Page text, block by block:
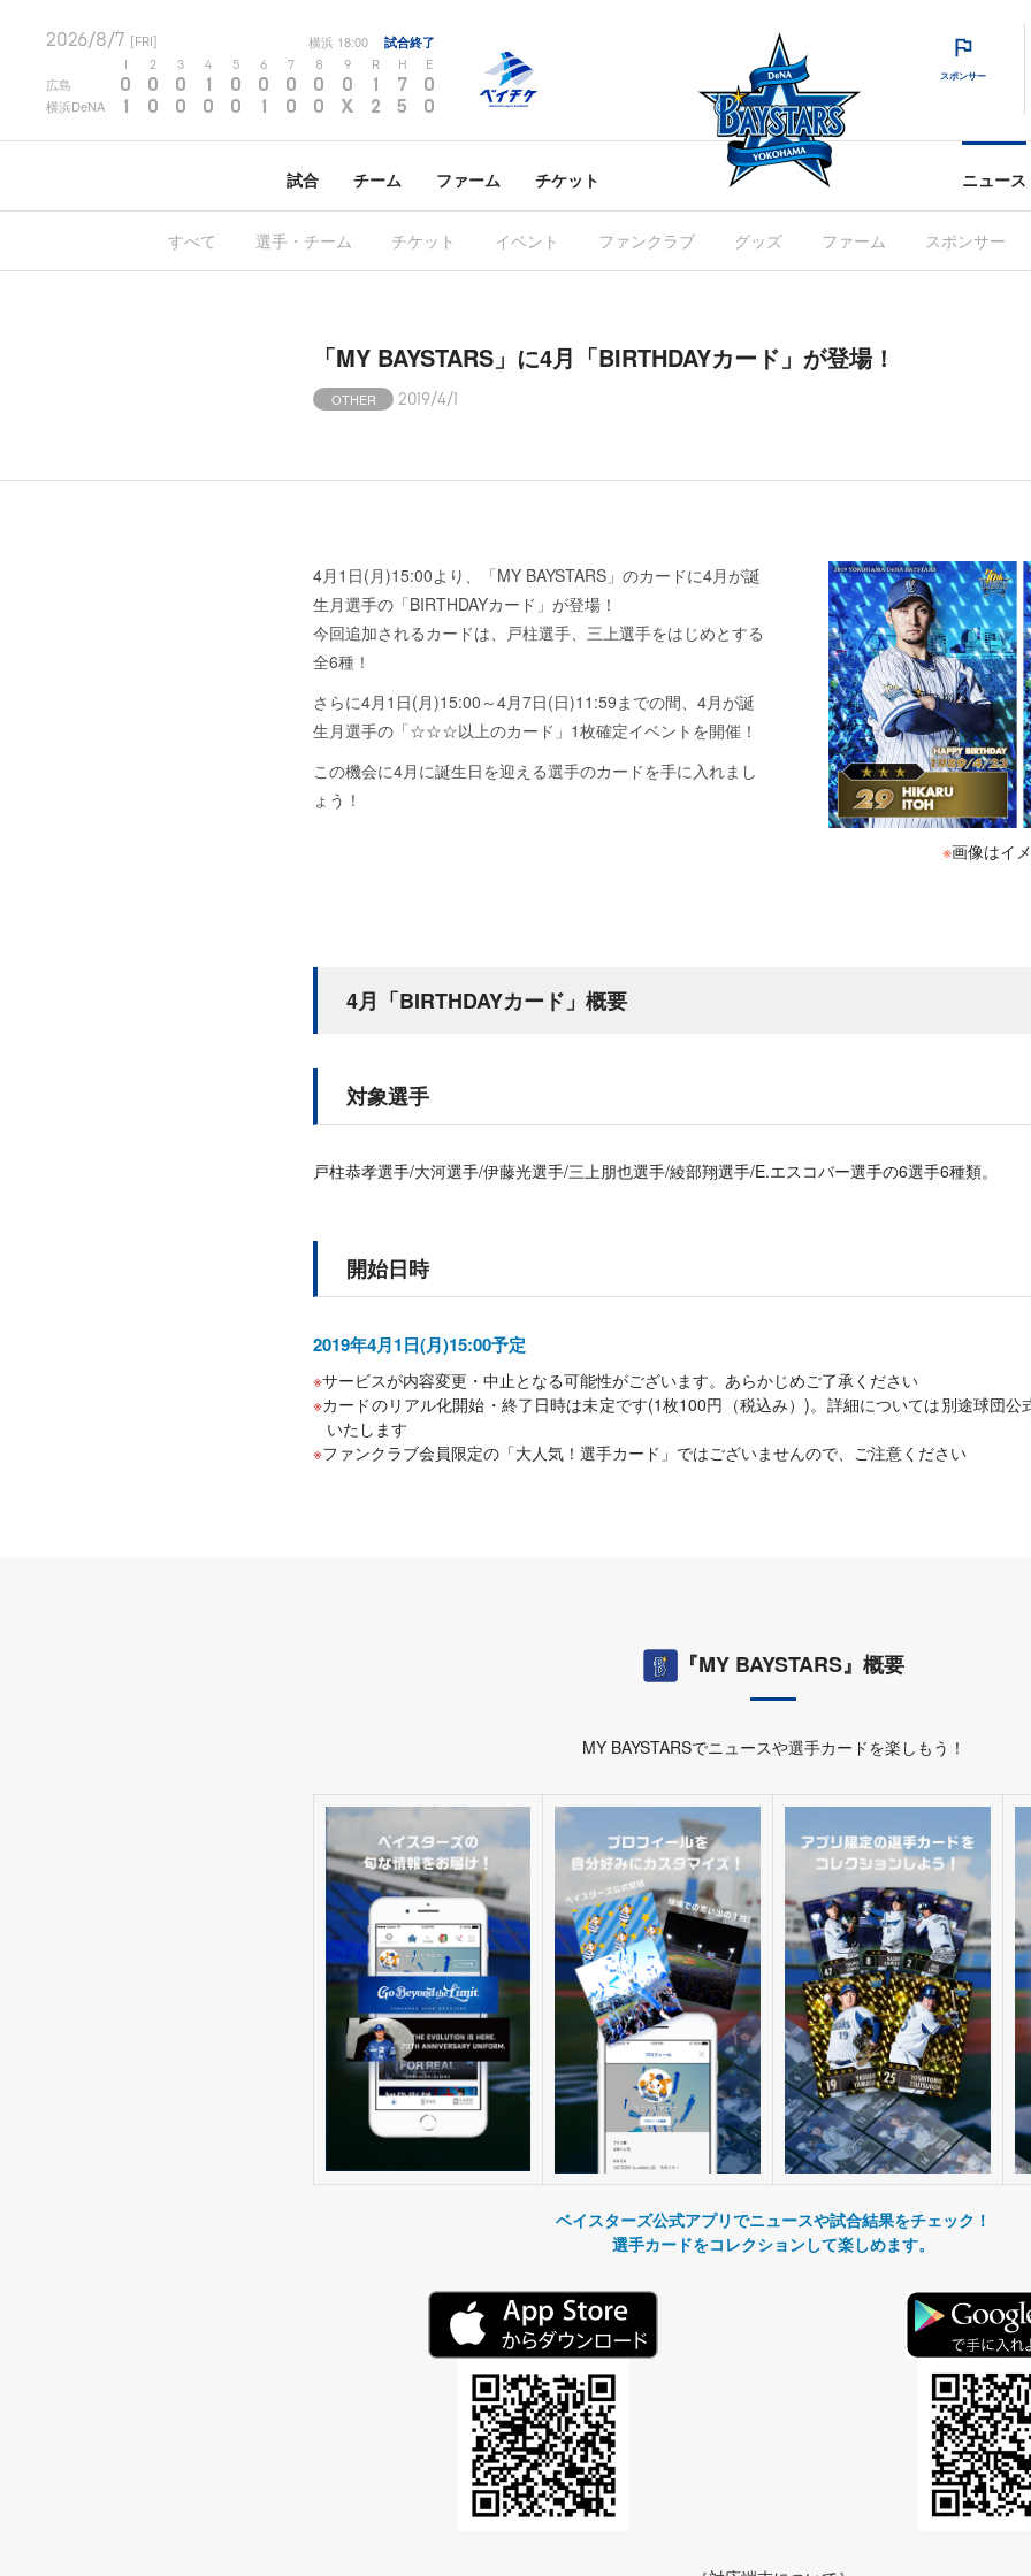
2026/8/7 [FRI] 横浜 18:00 試合終了
2 3 4 5 6 7 8 9 R H E
広島 0 0 0 1 0 0 0 0 0 1 7 0
横浜DeNA 1 0 0 0 0 1 0 0 X 2 5 0
スポンサー
試合 チーム ファーム チケット ニュース
すべて 選手・チーム チケット イベント ファンクラブ グッズ ファーム スポンサー
「MY BAYSTARS」に4月「BIRTHDAYカード」が登場！
OTHER 2019/4/1
4月1日(月)15:00より、「MY BAYSTARS」のカードに4月が誕
生月選手の「BIRTHDAYカード」が登場！
今回追加されるカードは、戸柱選手、三上選手をはじめとする
全6種！
さらに4月1日(月)15:00～4月7日(日)11:59までの間、4月が誕
生月選手の「☆☆☆以上のカード」1枚確定イベントを開催！
この機会に4月に誕生日を迎える選手のカードを手に入れまし
ょう！
※画像はイ
4月「BIRTHDAYカード」概要
対象選手
戸柱恭孝選手/大河選手/伊藤光選手/三上朋也選手/綾部翔選手/E.エスコバー選手の6選手6種類。
開始日時
2019年4月1日(月)15:00予定
サービスが内容変更・中止となる可能性がございます。あらかじめご了承ください
カードのリアル化開始・終了日時は未定です(1枚100円（税込み）)。詳細については別途球団公
いたします
ファンクラブ会員限定の「大人気！選手カード」ではございませんので、ご注意ください
『MY BAYSTARS』概要
MY BAYSTARSでニュースや選手カードを楽しもう！
ベイスターズ公式アプリでニュースや試合結果をチェック！
選手カードをコレクションして楽しめます。